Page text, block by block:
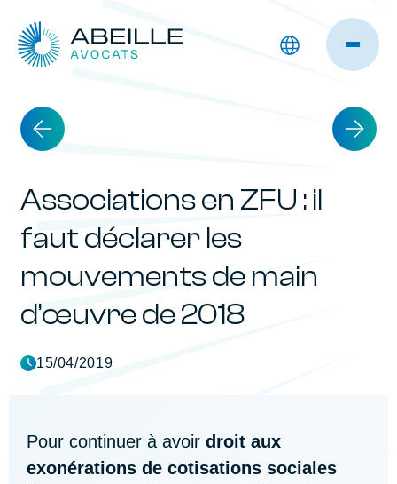
Associations en ZFU : il
faut déclarer les
mouvements de main
d’œuvre de 2018
15/04/2019
Pour continuer à avoir droit aux
exonérations de cotisations sociales